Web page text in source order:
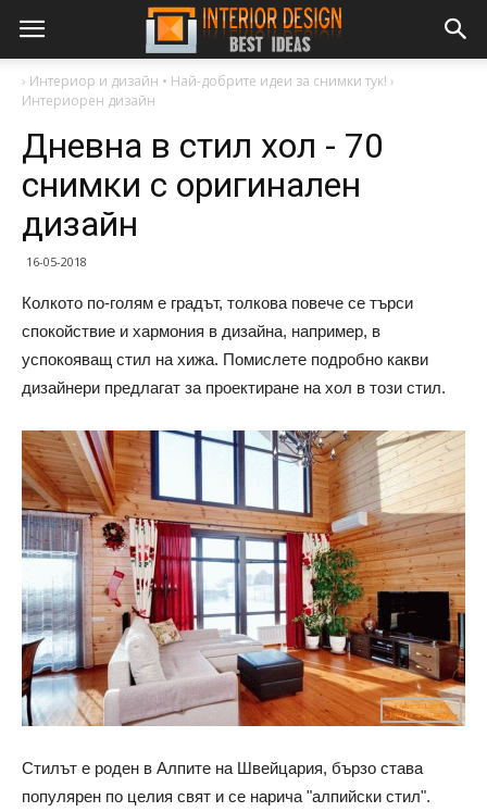
› Интериор и дизайн • Най-добрите идеи за снимки тук! ›
Интериорен дизайн
Дневна в стил хол - 70
снимки с оригинален
дизайн
16-05-2018
Колкото по-голям е градът, толкова повече се търси
спокойствие и хармония в дизайна, например, в
успокояващ стил на хижа. Помислете подробно какви
дизайнери предлагат за проектиране на хол в този стил.
Стилът е роден в Алпите на Швейцария, бързо става
популярен по целия свят и се нарича "алпийски стил".